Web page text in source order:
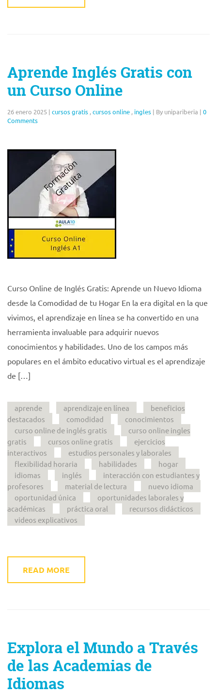
Aprende Inglés Gratis con
un Curso Online
26 enero 2025 | cursos gratis ,cursos online , ingles | By unipariberia | 0
Comments
Curso Online de Inglés Gratis: Aprende un Nuevo Idioma
desde la Comodidad de tu Hogar En la era digital en la que
vivimos, el aprendizaje en línea se ha convertido en una
herramienta invaluable para adquirir nuevos
conocimientos y habilidades. Uno de los campos más
populares en el ámbito educativo virtual es el aprendizaje
de […]
aprende aprendizaje en línea
beneficios
destacados
comodidad
conocimientos
curso online de inglés gratis
curso online ingles
gratis
cursos online gratis
ejercicios
interactivos
estudios personales y laborales
flexibilidad horaria
habilidades
hogar
idiomas
inglés
interacción con estudiantes y
profesores
material de lectura
nuevo idioma
oportunidad única
oportunidades laborales y
académicas
práctica oral
recursos didácticos
videos explicativos
READ MORE
Explora el Mundo a Través
de las Academias de
Idiomas